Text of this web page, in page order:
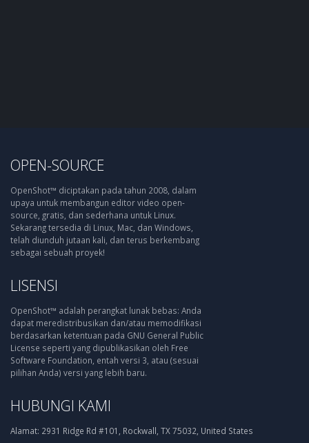
OPEN-SOURCE
OpenShot™ diciptakan pada tahun 2008, dalam
upaya untuk membangun editor video open-
source, gratis, dan sederhana untuk Linux.
Sekarang tersedia di Linux, Mac, dan Windows,
telah diunduh jutaan kali, dan terus berkembang
sebagai sebuah proyek!
LISENSI
OpenShot™ adalah perangkat lunak bebas: Anda
dapat meredistribusikan dan/atau memodifikasi
berdasarkan ketentuan pada GNU General Public
License seperti yang dipublikasikan oleh Free
Software Foundation, entah versi 3, atau (sesuai
pilihan Anda) versi yang lebih baru.
HUBUNGI KAMI
Alamat: 2931 Ridge Rd #101, Rockwall, TX 75032, United States